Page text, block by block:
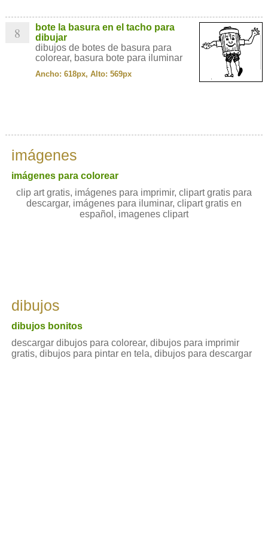
8
bote la basura en el tacho para
dibujar
dibujos de botes de basura para
colorear, basura bote para iluminar
Ancho: 618px, Alto: 569px
imágenes
imágenes para colorear
clip art gratis, imágenes para imprimir, clipart gratis para
descargar, imágenes para iluminar, clipart gratis en
español, imagenes clipart
dibujos
dibujos bonitos
descargar dibujos para colorear, dibujos para imprimir
gratis, dibujos para pintar en tela, dibujos para descargar